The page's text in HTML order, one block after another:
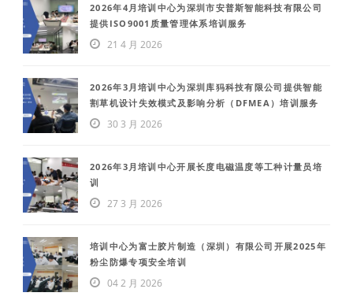
2026年4月培训中心为深圳市安普斯智能科技有限公司
提供ISO9001质量管理体系培训服务
21 4 月 2026
2026年3月培训中心为深圳库犸科技有限公司提供智能
割草机设计失效模式及影响分析（DFMEA）培训服务
30 3 月 2026
2026年3月培训中心开展长度电磁温度等工种计量员培
训
27 3 月 2026
培训中心为富士胶片制造（深圳）有限公司开展2025年
粉尘防爆专项安全培训
04 2 月 2026